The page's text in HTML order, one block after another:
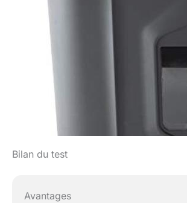
Bilan du test
Avantages